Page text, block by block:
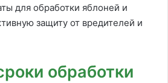
для обработки яблоней и
защиту от вредителей и
обработки